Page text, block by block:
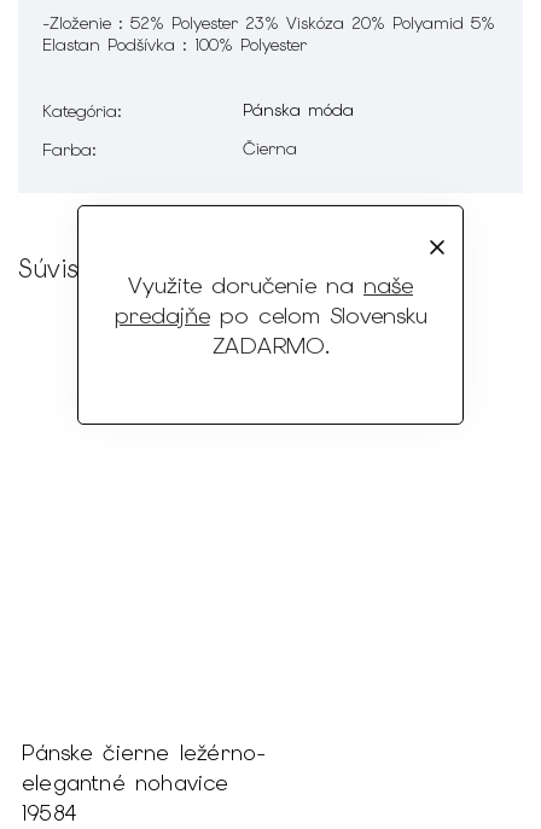
Využite doručenie na naše
predajňepo celom Slovensku
ZADARMO.
-Zloženie : 52% Polyester 23% Viskóza 20% Polyamid 5%
Elastan Podšívka : 100% Polyester
Kategória:
Pánska móda
Farba: Čierna
Súvisiaci tovar
Pánske čierne ležérno-
elegantné nohavice
19584